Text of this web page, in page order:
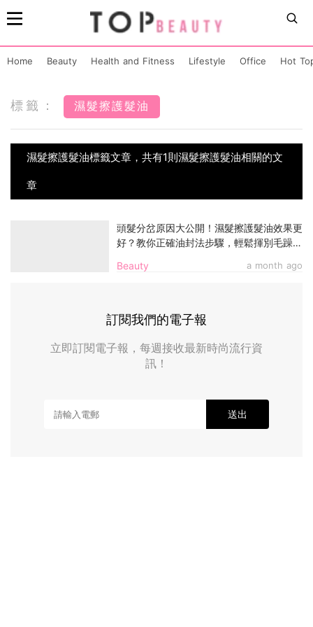
Home Beauty Health and Fitness Lifestyle Office Hot
標籤： 濕髮擦護髮油
濕髮擦護髮油標籤文章，共有1則濕髮擦護髮油相關的文
章
Beauty a month ago
頭髮分岔原因大公開！濕髮擦護髮油效果更
好？教你正確油封法步驟，輕鬆揮別毛躁斷
訂閱我們的電子報
立即訂閱電子報，每週接收最新時尚流行資
訊！
送出